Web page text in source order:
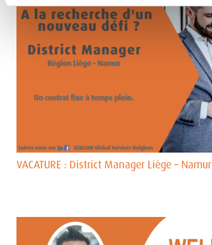
VACATURE : District Manager Liège – Namur